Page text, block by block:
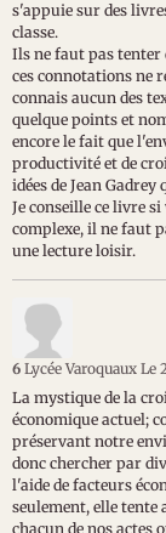
s'appuie sur des
classe.
Ils ne faut pas tenter
ces connotations ne
connais aucun des
quelque points et
encore le fait que
productivité et de
idées de Jean
Je conseille ce livre
complexe, il ne faut
une lecture loisir.
6 Lycée Varoquaux Le
La mystique de la
économique actuel;
préservant notre
donc chercher par
l'aide de facteurs
seulement, elle tente
chacun de nos actes